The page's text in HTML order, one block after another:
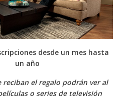
desde un mes hasta
un año
reciban el regalo podrán ver al
o series de televisión